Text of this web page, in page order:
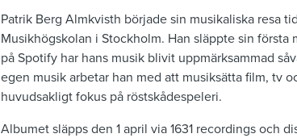
Patrik Berg Almkvisth började sin musikaliska resa
Musikhögskolan i Stockholm. Han släppte sin första
på Spotify har hans musik blivit uppmärksammad
egen musik arbetar han med att musiksätta film, tv
huvudsakligt fokus på röstskådespeleri.
Albumet släpps den 1 april via 1631 recordings och